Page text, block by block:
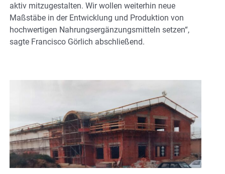
aktiv mitzugestalten. Wir wollen weiterhin neue
Maßstäbe in der Entwicklung und Produktion von
hochwertigen Nahrungsergänzungsmitteln setzen“,
sagte Francisco Görlich abschließend.